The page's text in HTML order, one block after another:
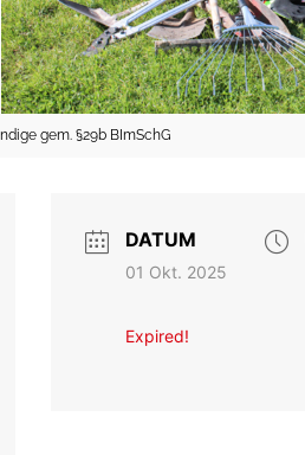
gem. §29b BImSchG
DATUM
01 Okt. 2025
Expired!